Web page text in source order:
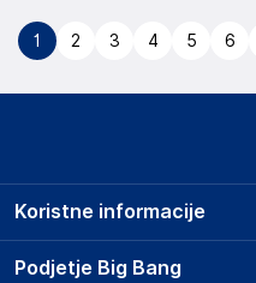
1 2 3 4 5 6
Podjetje Big Bang
Koristne informacije
Prodajna mesta